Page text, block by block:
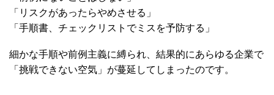
「リスクがあったらやめさせる」
「手順書、チェックリストでミスを予防する」
細かな手順や前例主義に縛られ、結果的にあらゆる企業で
「挑戦できない空気」が蔓延してしまったのです。